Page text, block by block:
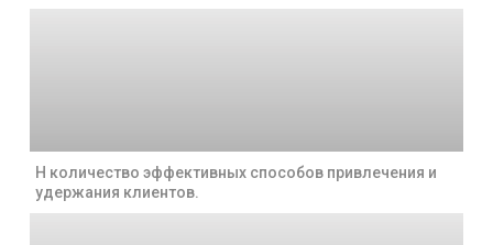
Н количество эффективных способов привлечения и
удержания клиентов.